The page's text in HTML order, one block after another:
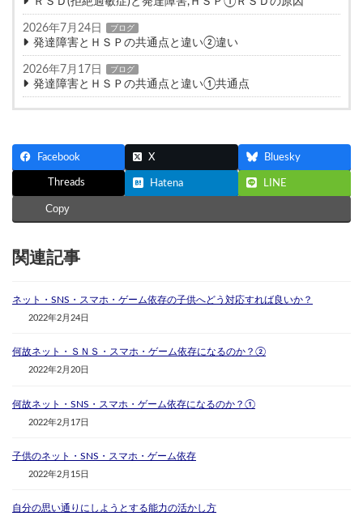
2026年7月24日 ブログ
発達障害とＨＳＰの共通点と違い②違い
2026年7月17日 ブログ
発達障害とＨＳＰの共通点と違い①共通点
Facebook X Bluesky
Threads Hatena LINE
Copy
関連記事
ネット・SNS・スマホ・ゲーム依存の子供へどう対応すれば良いか？
2022年2月24日
何故ネット・ＳＮＳ・スマホ・ゲーム依存になるのか？②
2022年2月20日
何故ネット・SNS・スマホ・ゲーム依存になるのか？①
2022年2月17日
子供のネット・SNS・スマホ・ゲーム依存
2022年2月15日
自分の思い通りにしようとする能力の活かし方